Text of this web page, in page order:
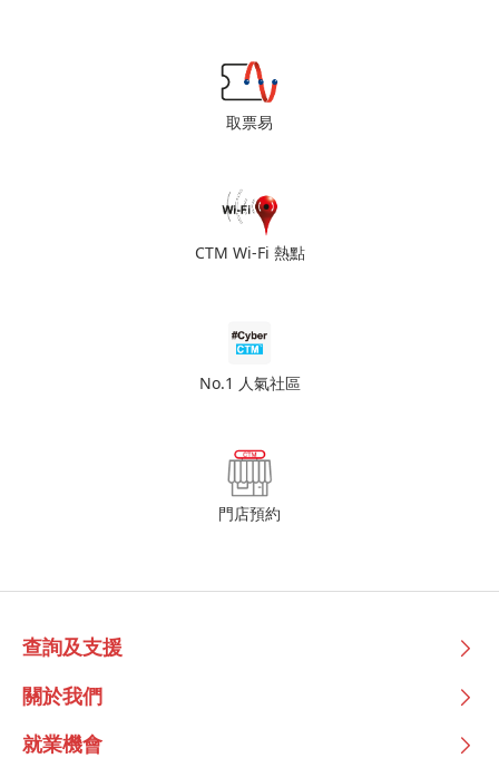
取票易
CTM Wi-Fi 熱點
No.1 人氣社區
門店預約
查詢及支援
關於我們
就業機會